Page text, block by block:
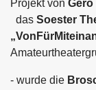
Projekt von
das Soester
- wurde die